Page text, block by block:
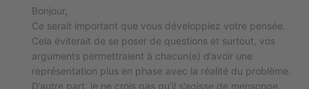
Bonjour,
Ce serait important que vous développiez votre pensée.
Cela éviterait de se poser de questions et surtout, vos
arguments permettraient à chacun(e) d’avoir une
représentation plus en phase avec la réalité du problème.
D’autre part, je ne crois pas qu’il s’agisse de mensonge,